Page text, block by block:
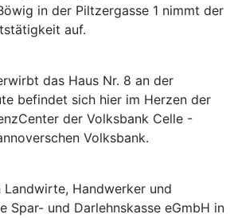
in der Piltzergasse 1 nimmt der
auf.
das Haus Nr. 8 an der
befindet sich hier im Herzen der
der Volksbank Celle -
Volksbank.
Landwirte, Handwerker und
Spar- und Darlehnskasse eGmbH in